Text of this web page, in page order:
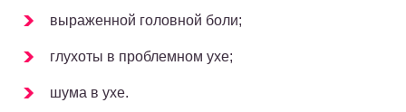
выраженной головной боли;
глухоты в проблемном ухе;
шума в ухе.